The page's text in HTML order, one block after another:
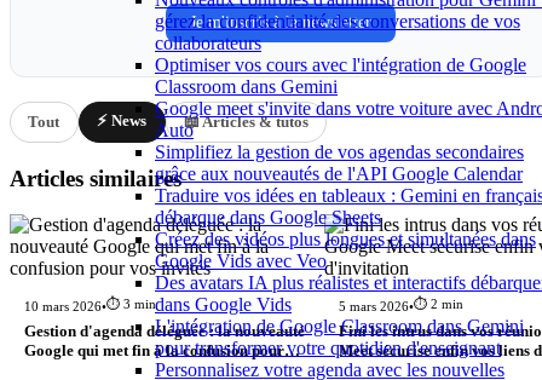
gérez la confidentialité des conversations de vos
collaborateurs
Optimiser vos cours avec l'intégration de Google
Classroom dans Gemini
Google meet s'invite dans votre voiture avec
Auto
Simplifiez la gestion de vos agendas secondaires
grâce aux nouveautés de l'API Google Calendar
Traduire vos idées en tableaux : Gemini en
débarque dans Google Sheets
Créez des vidéos plus longues et simultanées dans
Google Vids avec Veo
Des avatars IA plus réalistes et interactifs
dans Google Vids
L'intégration de Google Classroom dans Gemini
pour transformer votre quotidien d'enseignant
Personnalisez votre agenda avec les nouvelles
Je m'inscris à la newsletter
Tout ⚡ News 📖 Articles & tutos
Articles similaires
10 mars 2026•⏱️ 3 min
Gestion d'agenda déléguée : la nouveauté
Google qui met fin à la confusion pour
5 mars 2026•⏱️ 2 min
Fini les intrus dans vos
Meet sécurise enfin vos liens